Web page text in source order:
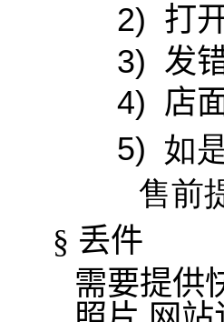
2) 打
3) 发
4) 店
5) 如
售前
§ 丢件
需要提供